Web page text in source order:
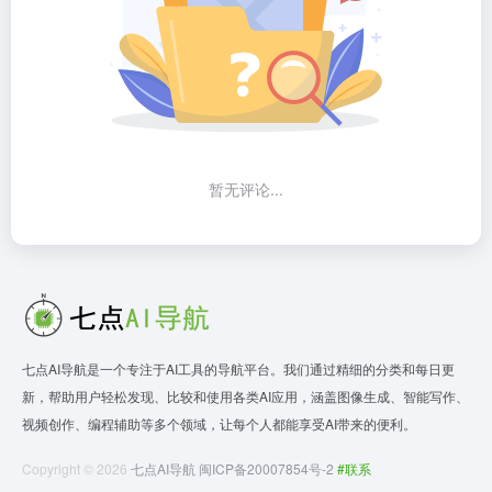
暂无评论...
七点AI导航是一个专注于AI工具的导航平台。我们通过精细的分类和每日更
新，帮助用户轻松发现、比较和使用各类AI应用，涵盖图像生成、智能写作、
视频创作、编程辅助等多个领域，让每个人都能享受AI带来的便利。
Copyright © 2026 七点AI导航 闽ICP备20007854号-2 #联系